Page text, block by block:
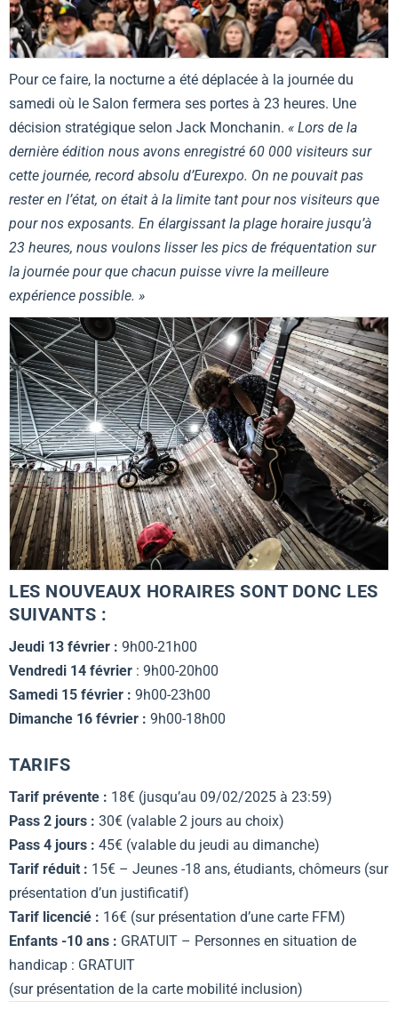
Pour ce faire, la nocturne a été déplacée à la journée du
samedi où le Salon fermera ses portes à 23 heures. Une
décision stratégique selon Jack Monchanin. « Lors de la
dernière édition nous avons enregistré 60 000 visiteurs sur
cette journée, record absolu d’Eurexpo. On ne pouvait pas
rester en l’état, on était à la limite tant pour nos visiteurs que
pour nos exposants. En élargissant la plage horaire jusqu’à
23 heures, nous voulons lisser les pics de fréquentation sur
la journée pour que chacun puisse vivre la meilleure
expérience possible. »
LES NOUVEAUX HORAIRES SONT DONC LES
SUIVANTS :
Jeudi 13 février : 9h00-21h00
Vendredi 14 février : 9h00-20h00
Samedi 15 février : 9h00-23h00
Dimanche 16 février : 9h00-18h00
TARIFS
Tarif prévente : 18€ (jusqu’au 09/02/2025 à 23:59)
Pass 2 jours : 30€ (valable 2 jours au choix)
Pass 4 jours : 45€ (valable du jeudi au dimanche)
Tarif réduit : 15€ – Jeunes -18 ans, étudiants, chômeurs (sur
présentation d’un justificatif)
Tarif licencié : 16€ (sur présentation d’une carte FFM)
Enfants -10 ans : GRATUIT – Personnes en situation de
handicap : GRATUIT
(sur présentation de la carte mobilité inclusion)